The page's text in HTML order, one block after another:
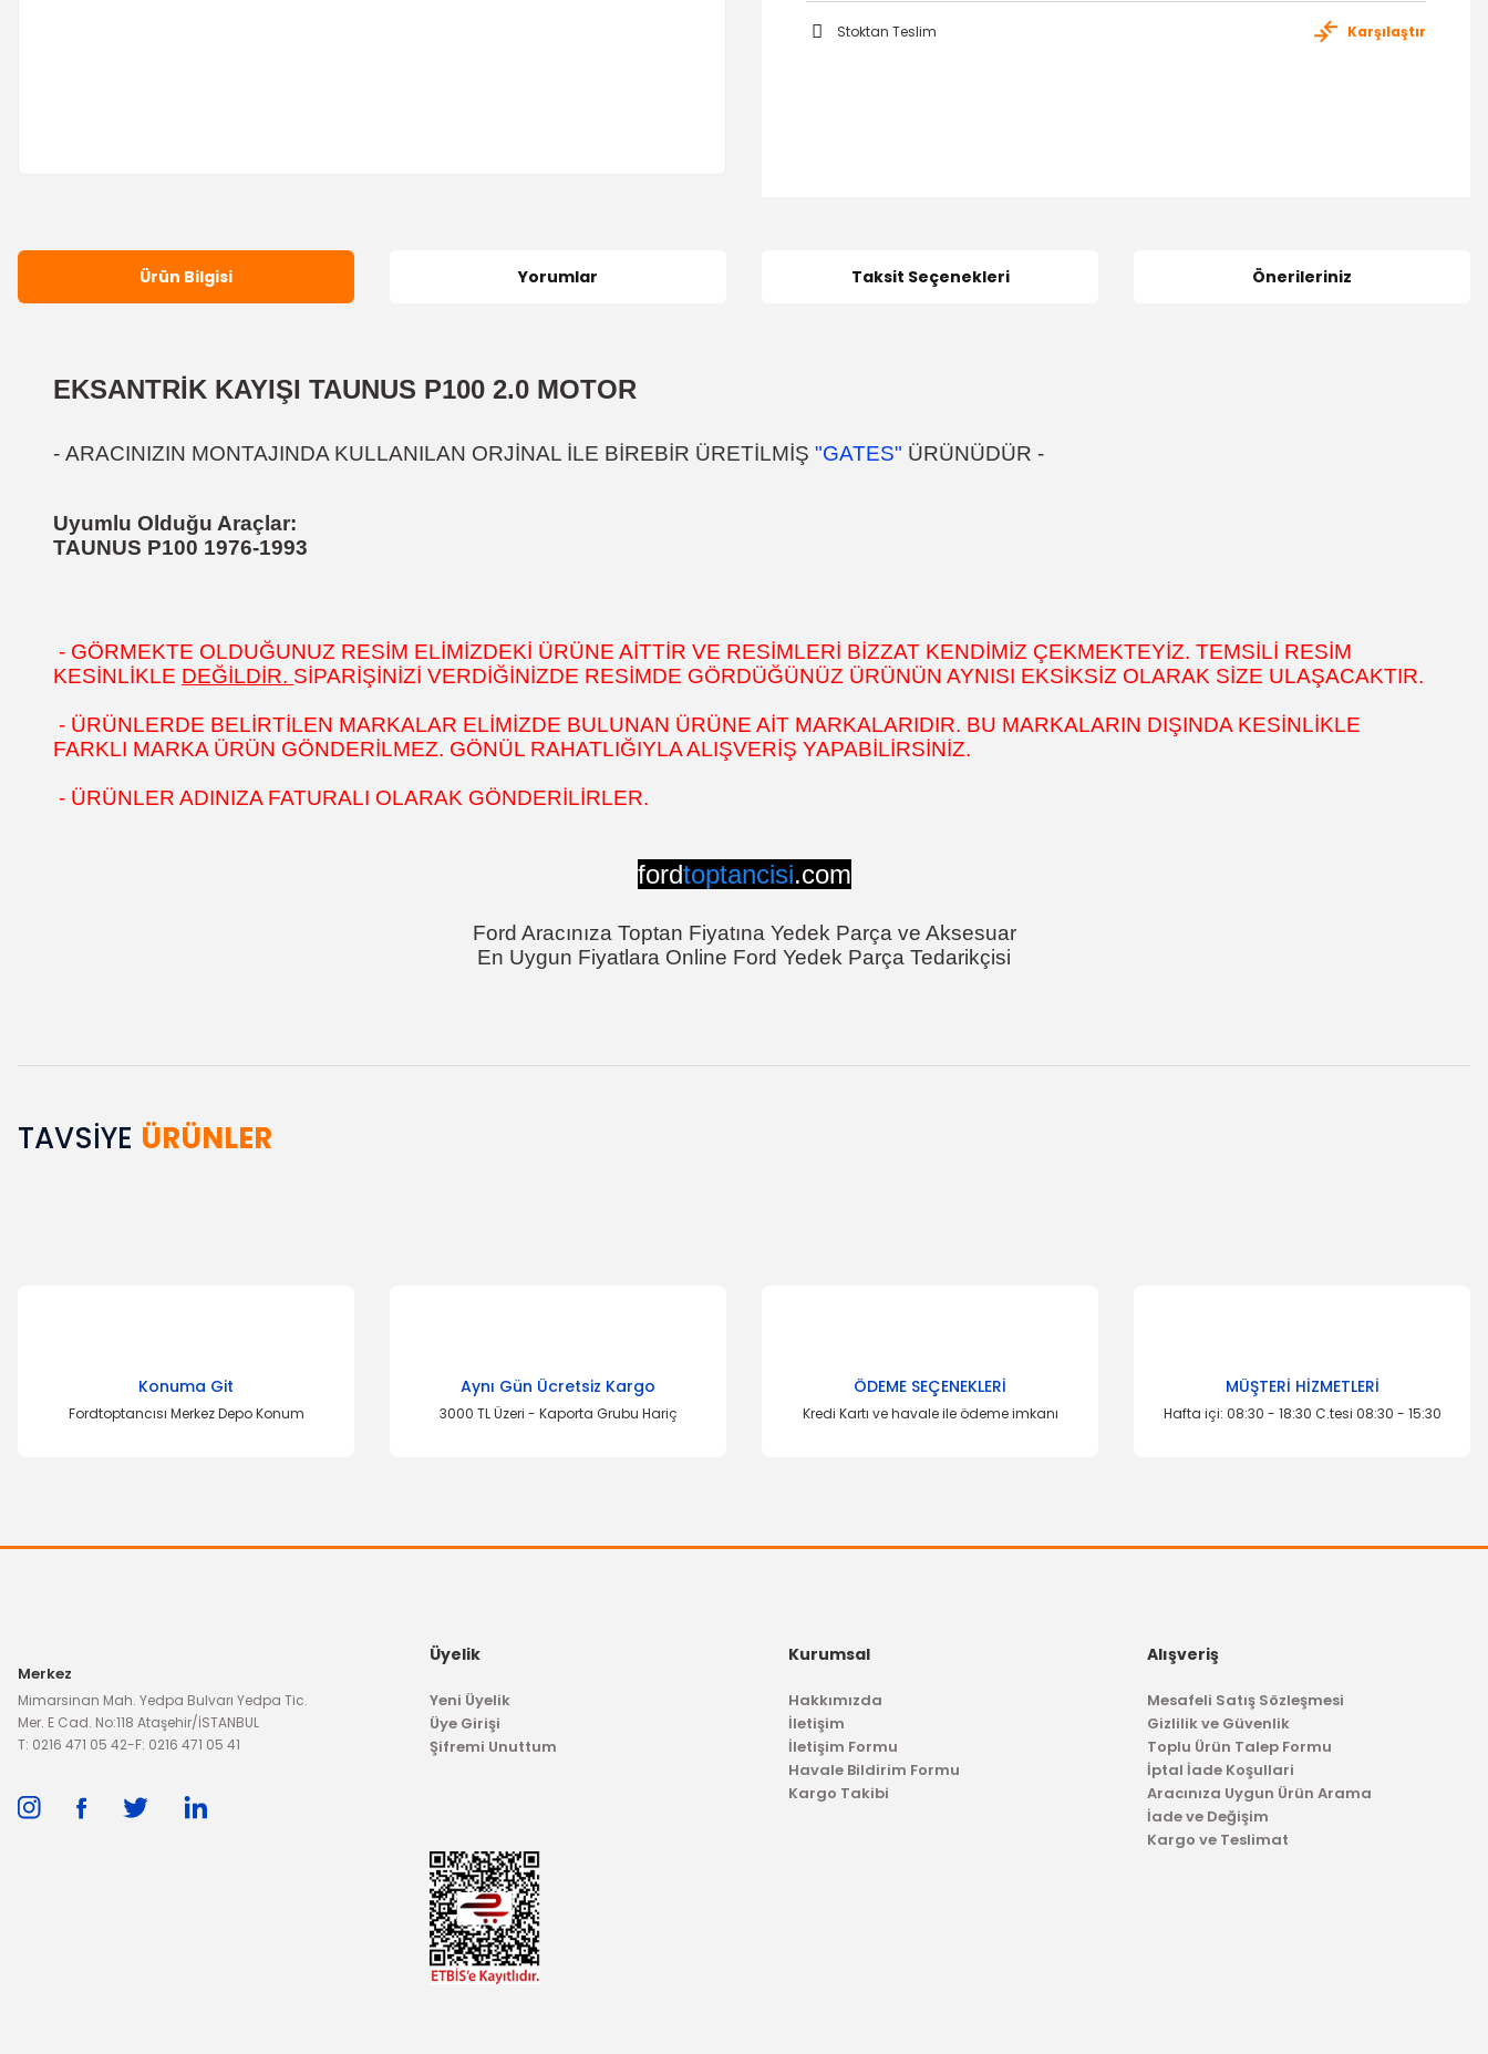
Stoktan Teslim Karşılaştır
Ürün Bilgisi Yorumlar Taksit Seçenekleri Önerileriniz
EKSANTRİK KAYIŞI TAUNUS P100 2.0 MOTOR
- ARACINIZIN MONTAJINDA KULLANILAN ORJİNAL İLE BİREBİR ÜRETİLMİŞ "GATES" ÜRÜNÜDÜR -
Uyumlu Olduğu Araçlar:
TAUNUS P100 1976-1993
- GÖRMEKTE OLDUĞUNUZ RESİM ELİMİZDEKİ ÜRÜNE AİTTİR VE RESİMLERİ BİZZAT KENDİMİZ ÇEKMEKTEYİZ. TEMSİLİ RESİM
KESİNLİKLE DEĞİLDİR. SİPARİŞİNİZİ VERDİĞİNİZDE RESİMDE GÖRDÜĞÜNÜZ ÜRÜNÜN AYNISI EKSİKSİZ OLARAK SİZE ULAŞACAKTIR.
- ÜRÜNLERDE BELİRTİLEN MARKALAR ELİMİZDE BULUNAN ÜRÜNE AİT MARKALARIDIR. BU MARKALARIN DIŞINDA KESİNLİKLE
FARKLI MARKA ÜRÜN GÖNDERİLMEZ. GÖNÜL RAHATLIĞIYLA ALIŞVERİŞ YAPABİLİRSİNİZ.
- ÜRÜNLER ADINIZA FATURALI OLARAK GÖNDERİLİRLER.
fordtoptancisi.com
Ford Aracınıza Toptan Fiyatına Yedek Parça ve Aksesuar
En Uygun Fiyatlara Online Ford Yedek Parça Tedarikçisi
Bu ürünün fiyat bilgisi, resim, ürün açıklamalarında ve diğer konularda yetersiz gördüğünüz noktaları öneri formunu kullanarak tarafımıza iletebilirsiniz.
TAVSİYE ÜRÜNLER
Hava Filtresi Taunus 1.6 Motor
3.201,14 TL
Konuma Git
Fordtoptancısı Merkez Depo Konum
Aynı Gün Ücretsiz Kargo
3000 TL Üzeri - Kaporta Grubu Hariç
ÖDEME SEÇENEKLERİ
Kredi Kartı ve havale ile ödeme imkanı
MÜŞTERİ HİZMETLERİ
Hafta içi: 08:30 - 18:30 C.tesi 08:30 - 15:30
Merkez
Mimarsinan Mah. Yedpa Bulvarı Yedpa Tic.
Mer. E Cad. No:118 Ataşehir/İSTANBUL
T: 0216 471 05 42-F: 0216 471 05 41
Üyelik
Yeni Üyelik
Üye Girişi
Şifremi Unuttum
Kurumsal
Hakkımızda
İletişim
İletişim Formu
Havale Bildirim Formu
Kargo Takibi
Alışveriş
Mesafeli Satış Sözleşmesi
Gizlilik ve Güvenlik
Toplu Ürün Talep Formu
İptal İade Koşullari
Aracınıza Uygun Ürün Arama
İade ve Değişim
Kargo ve Teslimat